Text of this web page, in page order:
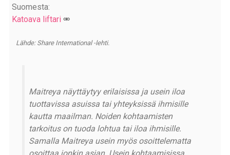
Suomesta:
Katoava liftari
Lähde: Share International -lehti.
Maitreya näyttäytyy erilaisissa ja usein iloa
tuottavissa asuissa tai yhteyksissä ihmisille
kautta maailman. Noiden kohtaamisten
tarkoitus on tuoda lohtua tai iloa ihmisille.
Samalla Maitreya usein myös osoittelematta